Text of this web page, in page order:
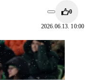
0
2026.06.13. 10:00